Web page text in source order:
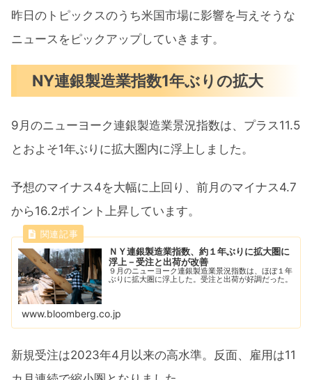
昨日のトピックスのうち米国市場に影響を与えそうな
ニュースをピックアップしていきます。
NY連銀製造業指数1年ぶりの拡大
9月のニューヨーク連銀製造業景況指数は、プラス11.5
とおよそ1年ぶりに拡大圏内に浮上しました。
予想のマイナス4を大幅に上回り、前月のマイナス4.7
から16.2ポイント上昇しています。
ＮＹ連銀製造業指数、約１年ぶりに拡大圏に
浮上－受注と出荷が改善
９月のニューヨーク連銀製造業景況指数は、ほぼ１年
ぶりに拡大圏に浮上した。受注と出荷が好調だった。
www.bloomberg.co.jp
新規受注は2023年4月以来の高水準。反面、雇用は11